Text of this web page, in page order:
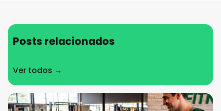
Posts relacionados
Ver todos →